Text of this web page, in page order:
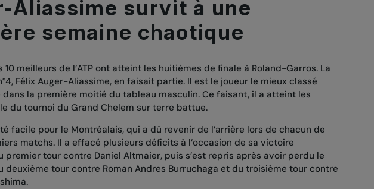
Aliassime survit à une
semaine chaotique
10 meilleurs de l’ATP ont atteint les huitièmes de finale à Roland-Garros. La
Félix Auger-Aliassime, en faisait partie. Il est le joueur le mieux classé
dans la première moitié du tableau masculin. Ce faisant, il a atteint les
du tournoi du Grand Chelem sur terre battue.
facile pour le Montréalais, qui a dû revenir de l’arrière lors de chacun de
matchs. Il a effacé plusieurs déficits à l’occasion de sa victoire
premier tour contre Daniel Altmaier, puis s’est repris après avoir perdu le
deuxième tour contre Roman Andres Burruchaga et du troisième tour contre